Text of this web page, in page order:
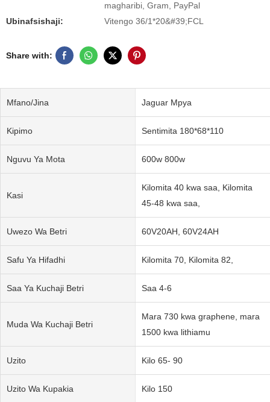
magharibi, Gram, PayPal
Ubinafsishaji:
Vitengo 36/1*20&#39;FCL
Share with:
Mfano/Jina Jaguar Mpya
Kipimo Sentimita 180*68*110
Nguvu Ya Mota 600w 800w
Kasi
Kilomita 40 kwa saa, Kilomita
45-48 kwa saa,
Uwezo Wa Betri 60V20AH, 60V24AH
Safu Ya Hifadhi Kilomita 70, Kilomita 82,
Saa Ya Kuchaji Betri Saa 4-6
Muda Wa Kuchaji Betri
Mara 730 kwa graphene, mara
1500 kwa lithiamu
Uzito Kilo 65- 90
Uzito Wa Kupakia Kilo 150